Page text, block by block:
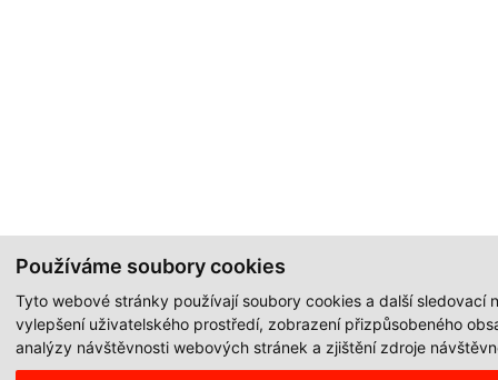
Používáme soubory cookies
Tyto webové stránky používají soubory cookies a další sledovací
vylepšení uživatelského prostředí, zobrazení přizpůsobeného
analýzy návštěvnosti webových stránek a zjištění zdroje